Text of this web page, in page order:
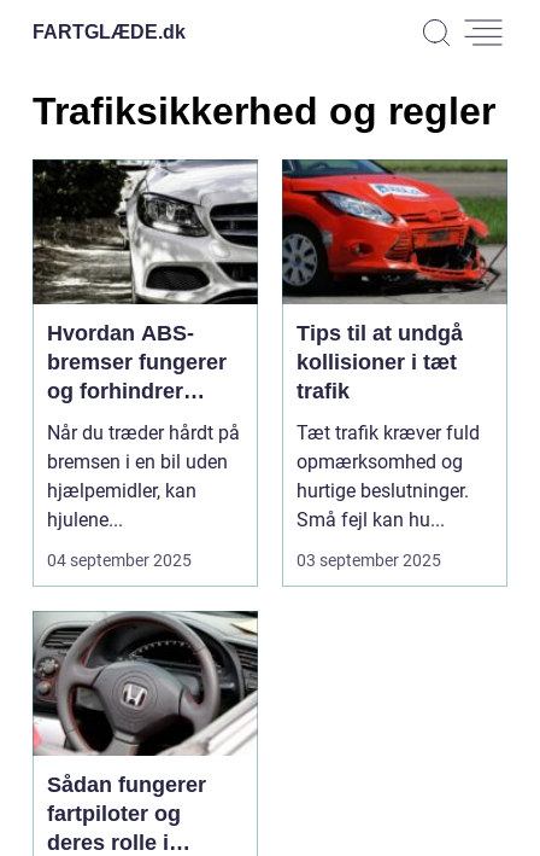
FARTGLÆDE.dk
Trafiksikkerhed og regler
Hvordan ABS-
bremser fungerer
og forhindrer
skred
Når du træder hårdt på
bremsen i en bil uden
hjælpemidler, kan
hjulene...
04 september 2025
Tips til at undgå
kollisioner i tæt
trafik
Tæt trafik kræver fuld
opmærksomhed og
hurtige beslutninger.
Små fejl kan hu...
03 september 2025
Sådan fungerer
fartpiloter og
deres rolle i